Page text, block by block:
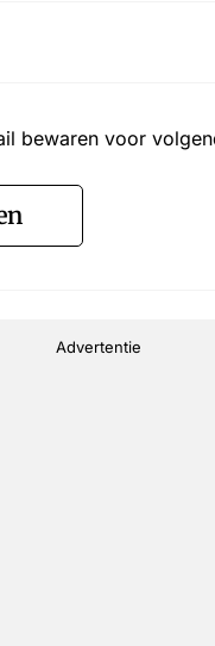
bewaren voor
Advertentie